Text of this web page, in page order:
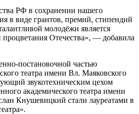
РФ в сохранении нашего
в виде грантов, премий, стипендий
молодёжи является
процветания Отечества», — добавила
постановочной частью
театра имени Вл. Маяковского
звукотехническим цехом
академического театра имени
Кнушевицкий стали лауреатами в